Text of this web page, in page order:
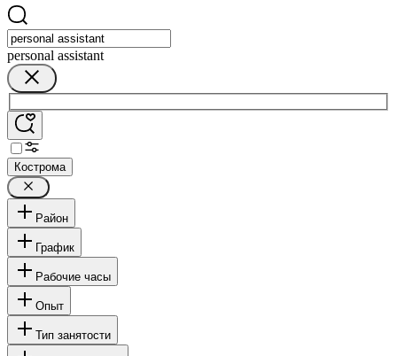
personal assistant
Кострома
Район
График
Рабочие часы
Опыт
Тип занятости